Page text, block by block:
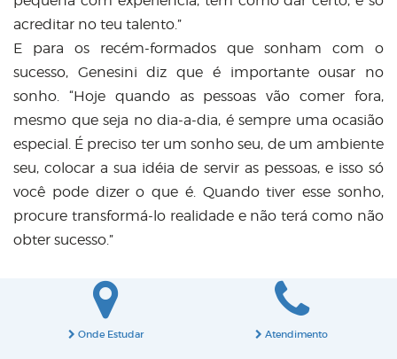
acreditar no teu talento.”
E para os recém-formados que sonham com o
sucesso, Genesini diz que é importante ousar no
sonho. “Hoje quando as pessoas vão comer fora,
mesmo que seja no dia-a-dia, é sempre uma ocasião
especial. É preciso ter um sonho seu, de um ambiente
seu, colocar a sua idéia de servir as pessoas, e isso só
você pode dizer o que é. Quando tiver esse sonho,
procure transformá-lo realidade e não terá como não
obter sucesso.”
Onde Estudar Atendimento